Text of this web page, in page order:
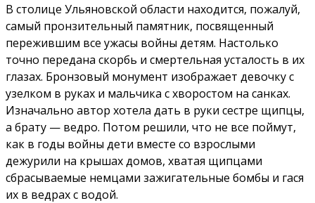
В столице Ульяновской области находится, пожалуй,
самый пронзительный памятник, по­священный
пережившим все ужасы войны детям. Настолько
точно передана скорбь и смертельная усталость в их
глазах. Бронзовый монумент изображает девочку с
узелком в руках и мальчика с хворостом на санках.
Изначально автор хотела дать в руки сестре щипцы,
а брату — ведро. Потом решили, что не все поймут,
как в годы войны дети вместе со взрослыми
дежурили на крышах домов, хватая щипцами
сбрасываемые немцами зажигательные бомбы и гася
их в ведрах с водой.